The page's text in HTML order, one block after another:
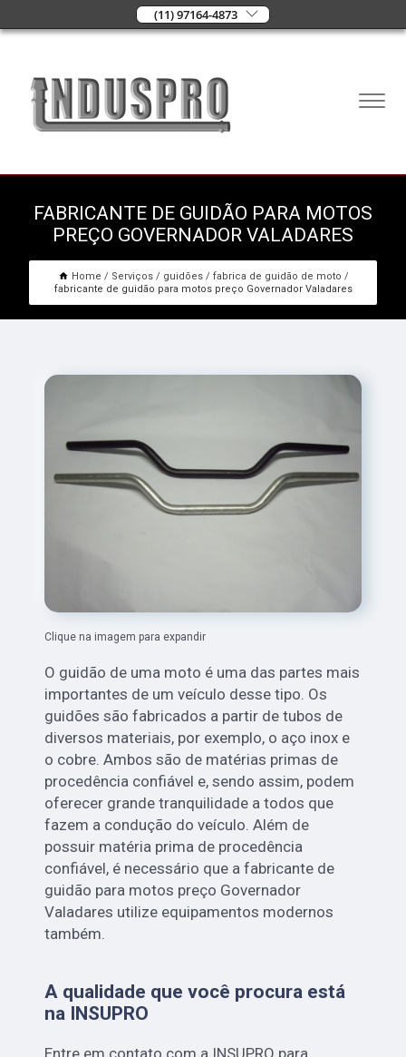
(11) 97164-4873
FABRICANTE DE GUIDÃO PARA MOTOS
PREÇO GOVERNADOR VALADARES
Home Serviços guidões
fabrica de guidão de moto
fabricante de guidão para motos preço Governador Valadares
Clique na imagem para expandir
O guidão de uma moto é uma das partes mais
importantes de um veículo desse tipo. Os
guidões são fabricados a partir de tubos de
diversos materiais, por exemplo, o aço inox e
o cobre. Ambos são de matérias primas de
procedência confiável e, sendo assim, podem
oferecer grande tranquilidade a todos que
fazem a condução do veículo. Além de
possuir matéria prima de procedência
confiável, é necessário que a fabricante de
guidão para motos preço Governador
Valadares utilize equipamentos modernos
também.
A qualidade que você procura está
na INSUPRO